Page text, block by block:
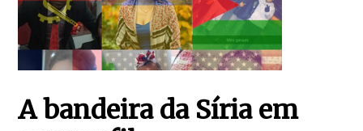
A bandeira da Síria em